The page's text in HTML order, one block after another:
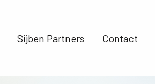
Sijben Partners Contact